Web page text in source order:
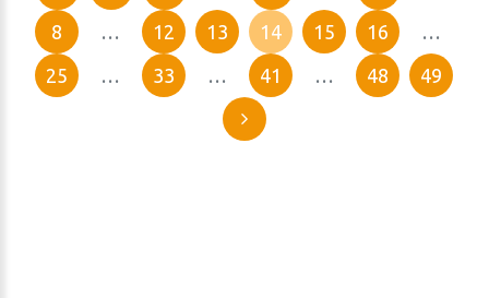
8
… 12 13 14 15 16
…
25
… 33 … 41 … 48 49